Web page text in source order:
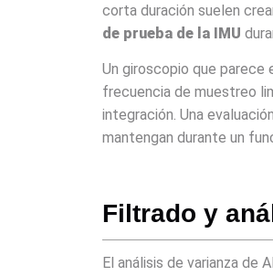
corta duración suelen
de prueba de la IMU
Un giroscopio que parece
frecuencia de muestreo
integración. Una
mantengan durante un
Filtrado y
El análisis de varianza de